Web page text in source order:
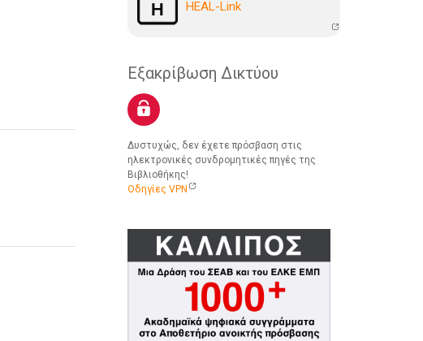
HEAL-Link
Εξακρίβωση Δικτύου
Δυστυχώς, δεν έχετε πρόσβαση στις
ηλεκτρονικές συνδρομητικές πηγές της
Βιβλιοθήκης!
Οδηγίες VPN